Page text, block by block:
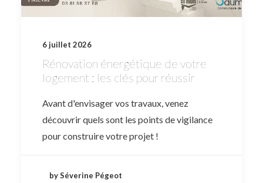
6 juillet 2026
Rénovation énergétique de votre
logement : les clés pour réussir
Avant d'envisager vos travaux, venez
découvrir quels sont les points de vigilance
pour construire votre projet !
by Séverine Pégeot